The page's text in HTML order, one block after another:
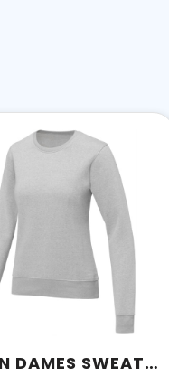
ZENON DAMES SWEATER MET CREWNECK